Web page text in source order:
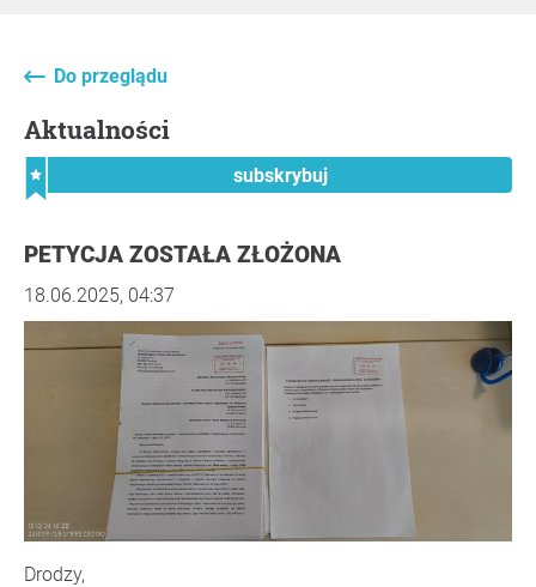
Do przeglądu
Aktualności
subskrybuj
PETYCJA ZOSTAŁA ZŁOŻONA
18.06.2025, 04:37
Drodzy,